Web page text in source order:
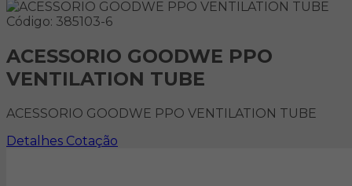
Código: 385103-6
ACESSORIO GOODWE PPO
VENTILATION TUBE
ACESSORIO GOODWE PPO VENTILATION TUBE
Detalhes Cotação